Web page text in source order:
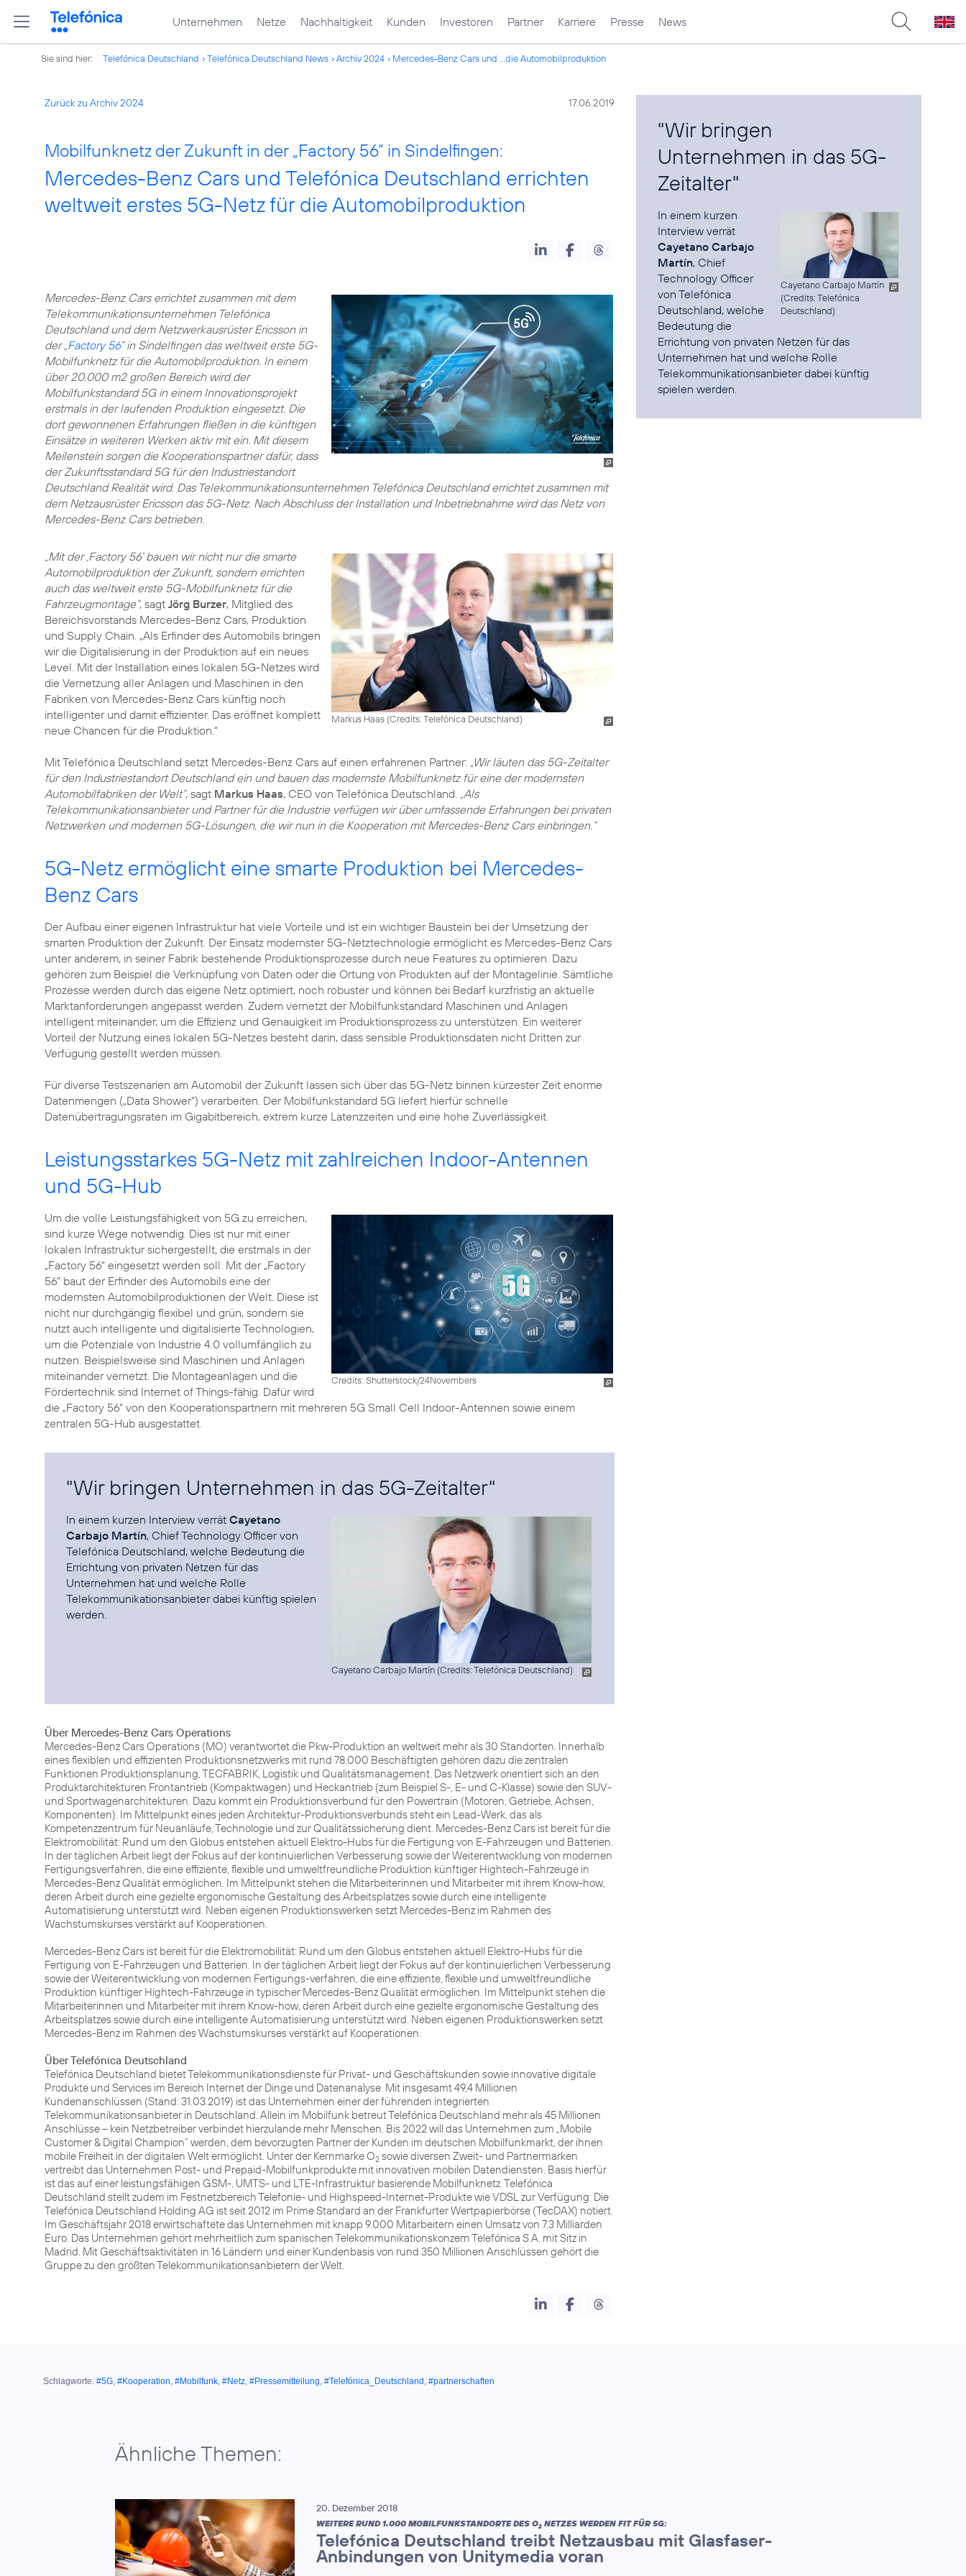
Unternehmen Netze Nachhaltigkeit Kunden Investoren Partner Karriere Presse News
Sie sind hier: Telefónica Deutschland Telefónica Deutschland News Archiv 2024 Mercedes-Benz Cars und ...die Automobilproduktion
Zurück zu Archiv 2024 17.06.2019
Mobilfunknetz der Zukunft in der „Factory 56“ in Sindelfingen:
Mercedes-Benz Cars und Telefónica Deutschland errichten
weltweit erstes 5G-Netz für die Automobilproduktion
Mercedes-Benz Cars errichtet zusammen mit dem
Telekommunikationsunternehmen Telefónica
Deutschland und dem Netzwerkausrüster Ericsson in
der „Factory 56“ in Sindelfingen das weltweit erste 5G-
Mobilfunknetz für die Automobilproduktion. In einem
über 20.000 m2 großen Bereich wird der
Mobilfunkstandard 5G in einem Innovationsprojekt
erstmals in der laufenden Produktion eingesetzt. Die
dort gewonnenen Erfahrungen fließen in die künftigen
Einsätze in weiteren Werken aktiv mit ein. Mit diesem
Meilenstein sorgen die Kooperationspartner dafür, dass
der Zukunftsstandard 5G für den Industriestandort
Deutschland Realität wird. Das Telekommunikationsunternehmen Telefónica Deutschland errichtet zusammen mit
dem Netzausrüster Ericsson das 5G-Netz. Nach Abschluss der Installation und Inbetriebnahme wird das Netz von
Mercedes-Benz Cars betrieben.
Markus Haas (Credits: Telefónica Deutschland)
„Mit der ‚Factory 56‘ bauen wir nicht nur die smarte
Automobilproduktion der Zukunft, sondern errichten
auch das weltweit erste 5G-Mobilfunknetz für die
Fahrzeugmontage“, sagt Jörg Burzer, Mitglied des
Bereichsvorstands Mercedes-Benz Cars, Produktion
und Supply Chain. „Als Erfinder des Automobils bringen
wir die Digitalisierung in der Produktion auf ein neues
Level. Mit der Installation eines lokalen 5G-Netzes wird
die Vernetzung aller Anlagen und Maschinen in den
Fabriken von Mercedes-Benz Cars künftig noch
intelligenter und damit effizienter. Das eröffnet komplett
neue Chancen für die Produktion.“
Mit Telefónica Deutschland setzt Mercedes-Benz Cars auf einen erfahrenen Partner: „Wir läuten das 5G-Zeitalter
für den Industriestandort Deutschland ein und bauen das modernste Mobilfunknetz für eine der modernsten
Automobilfabriken der Welt“, sagt Markus Haas, CEO von Telefónica Deutschland. „Als
Telekommunikationsanbieter und Partner für die Industrie verfügen wir über umfassende Erfahrungen bei privaten
Netzwerken und modernen 5G-Lösungen, die wir nun in die Kooperation mit Mercedes-Benz Cars einbringen.“
5G-Netz ermöglicht eine smarte Produktion bei Mercedes-
Benz Cars
Der Aufbau einer eigenen Infrastruktur hat viele Vorteile und ist ein wichtiger Baustein bei der Umsetzung der
smarten Produktion der Zukunft. Der Einsatz modernster 5G-Netztechnologie ermöglicht es Mercedes-Benz Cars
unter anderem, in seiner Fabrik bestehende Produktionsprozesse durch neue Features zu optimieren. Dazu
gehören zum Beispiel die Verknüpfung von Daten oder die Ortung von Produkten auf der Montagelinie. Sämtliche
Prozesse werden durch das eigene Netz optimiert, noch robuster und können bei Bedarf kurzfristig an aktuelle
Marktanforderungen angepasst werden. Zudem vernetzt der Mobilfunkstandard Maschinen und Anlagen
intelligent miteinander, um die Effizienz und Genauigkeit im Produktionsprozess zu unterstützen. Ein weiterer
Vorteil der Nutzung eines lokalen 5G-Netzes besteht darin, dass sensible Produktionsdaten nicht Dritten zur
Verfügung gestellt werden müssen.
Für diverse Testszenarien am Automobil der Zukunft lassen sich über das 5G-Netz binnen kürzester Zeit enorme
Datenmengen („Data Shower“) verarbeiten. Der Mobilfunkstandard 5G liefert hierfür schnelle
Datenübertragungsraten im Gigabitbereich, extrem kurze Latenzzeiten und eine hohe Zuverlässigkeit.
Leistungsstarkes 5G-Netz mit zahlreichen Indoor-Antennen
und 5G-Hub
Credits: Shutterstock/24Novembers
Um die volle Leistungsfähigkeit von 5G zu erreichen,
sind kurze Wege notwendig. Dies ist nur mit einer
lokalen Infrastruktur sichergestellt, die erstmals in der
„Factory 56“ eingesetzt werden soll. Mit der „Factory
56“ baut der Erfinder des Automobils eine der
modernsten Automobilproduktionen der Welt. Diese ist
nicht nur durchgängig flexibel und grün, sondern sie
nutzt auch intelligente und digitalisierte Technologien,
um die Potenziale von Industrie 4.0 vollumfänglich zu
nutzen. Beispielsweise sind Maschinen und Anlagen
miteinander vernetzt. Die Montageanlagen und die
Fördertechnik sind Internet of Things-fähig. Dafür wird
die „Factory 56“ von den Kooperationspartnern mit mehreren 5G Small Cell Indoor-Antennen sowie einem
zentralen 5G-Hub ausgestattet.
"Wir bringen Unternehmen in das 5G-Zeitalter"
Cayetano Carbajo Martín (Credits: Telefónica Deutschland)
In einem kurzen Interview verrät Cayetano
Carbajo Martín, Chief Technology Officer von
Telefónica Deutschland, welche Bedeutung die
Errichtung von privaten Netzen für das
Unternehmen hat und welche Rolle
Telekommunikationsanbieter dabei künftig spielen
werden.
Über Mercedes-Benz Cars Operations
Mercedes-Benz Cars Operations (MO) verantwortet die Pkw-Produktion an weltweit mehr als 30 Standorten. Innerhalb
eines flexiblen und effizienten Produktionsnetzwerks mit rund 78.000 Beschäftigten gehören dazu die zentralen
Funktionen Produktionsplanung, TECFABRIK, Logistik und Qualitätsmanagement. Das Netzwerk orientiert sich an den
Produktarchitekturen Frontantrieb (Kompaktwagen) und Heckantrieb (zum Beispiel S-, E- und C-Klasse) sowie den SUV-
und Sportwagenarchitekturen. Dazu kommt ein Produktionsverbund für den Powertrain (Motoren, Getriebe, Achsen,
Komponenten). Im Mittelpunkt eines jeden Architektur-Produktionsverbunds steht ein Lead-Werk, das als
Kompetenzzentrum für Neuanläufe, Technologie und zur Qualitätssicherung dient. Mercedes-Benz Cars ist bereit für die
Elektromobilität: Rund um den Globus entstehen aktuell Elektro-Hubs für die Fertigung von E-Fahrzeugen und Batterien.
In der täglichen Arbeit liegt der Fokus auf der kontinuierlichen Verbesserung sowie der Weiterentwicklung von modernen
Fertigungsverfahren, die eine effiziente, flexible und umweltfreundliche Produktion künftiger Hightech-Fahrzeuge in
Mercedes-Benz Qualität ermöglichen. Im Mittelpunkt stehen die Mitarbeiterinnen und Mitarbeiter mit ihrem Know-how,
deren Arbeit durch eine gezielte ergonomische Gestaltung des Arbeitsplatzes sowie durch eine intelligente
Automatisierung unterstützt wird. Neben eigenen Produktionswerken setzt Mercedes-Benz im Rahmen des
Wachstumskurses verstärkt auf Kooperationen.
Mercedes-Benz Cars ist bereit für die Elektromobilität: Rund um den Globus entstehen aktuell Elektro-Hubs für die
Fertigung von E-Fahrzeugen und Batterien. In der täglichen Arbeit liegt der Fokus auf der kontinuierlichen Verbesserung
sowie der Weiterentwicklung von modernen Fertigungs-verfahren, die eine effiziente, flexible und umweltfreundliche
Produktion künftiger Hightech-Fahrzeuge in typischer Mercedes-Benz Qualität ermöglichen. Im Mittelpunkt stehen die
Mitarbeiterinnen und Mitarbeiter mit ihrem Know-how, deren Arbeit durch eine gezielte ergonomische Gestaltung des
Arbeitsplatzes sowie durch eine intelligente Automatisierung unterstützt wird. Neben eigenen Produktionswerken setzt
Mercedes-Benz im Rahmen des Wachstumskurses verstärkt auf Kooperationen.
Über Telefónica Deutschland
Telefónica Deutschland bietet Telekommunikationsdienste für Privat- und Geschäftskunden sowie innovative digitale
Produkte und Services im Bereich Internet der Dinge und Datenanalyse. Mit insgesamt 49,4 Millionen
Kundenanschlüssen (Stand: 31.03.2019) ist das Unternehmen einer der führenden integrierten
Telekommunikationsanbieter in Deutschland. Allein im Mobilfunk betreut Telefónica Deutschland mehr als 45 Millionen
Anschlüsse – kein Netzbetreiber verbindet hierzulande mehr Menschen. Bis 2022 will das Unternehmen zum „Mobile
Customer & Digital Champion“ werden, dem bevorzugten Partner der Kunden im deutschen Mobilfunkmarkt, der ihnen
mobile Freiheit in der digitalen Welt ermöglicht. Unter der Kernmarke O2 sowie diversen Zweit- und Partnermarken
vertreibt das Unternehmen Post- und Prepaid-Mobilfunkprodukte mit innovativen mobilen Datendiensten. Basis hierfür
ist das auf einer leistungsfähigen GSM-, UMTS- und LTE-Infrastruktur basierende Mobilfunknetz. Telefónica
Deutschland stellt zudem im Festnetzbereich Telefonie- und Highspeed-Internet-Produkte wie VDSL zur Verfügung. Die
Telefónica Deutschland Holding AG ist seit 2012 im Prime Standard an der Frankfurter Wertpapierbörse (TecDAX) notiert.
Im Geschäftsjahr 2018 erwirtschaftete das Unternehmen mit knapp 9.000 Mitarbeitern einen Umsatz von 7,3 Milliarden
Euro. Das Unternehmen gehört mehrheitlich zum spanischen Telekommunikationskonzern Telefónica S.A. mit Sitz in
Madrid. Mit Geschäftsaktivitäten in 16 Ländern und einer Kundenbasis von rund 350 Millionen Anschlüssen gehört die
Gruppe zu den größten Telekommunikationsanbietern der Welt.
"Wir bringen
Unternehmen in das 5G-
Zeitalter"
Cayetano Carbajo Martín
(Credits: Telefónica
Deutschland)
In einem kurzen
Interview verrät
Cayetano Carbajo
Martín, Chief
Technology Officer
von Telefónica
Deutschland, welche
Bedeutung die
Errichtung von privaten Netzen für das
Unternehmen hat und welche Rolle
Telekommunikationsanbieter dabei künftig
spielen werden.
Schlagworte: #5G, #Kooperation, #Mobilfunk, #Netz, #Pressemitteilung, #Telefónica_Deutschland , #partnerschaften
Ähnliche Themen:
20. Dezember 2018
WEITERE RUND 1.000 MOBILFUNKSTANDORTE DES O2 NETZES WERDEN FIT FÜR 5G:
Telefónica Deutschland treibt Netzausbau mit Glasfaser-
Anbindungen von Unitymedia voran